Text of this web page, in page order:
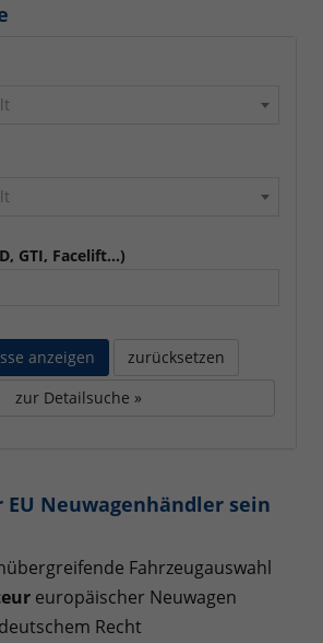
GTI, Facelift...)
anzeigen
zurücksetzen
zur Detailsuche »
Neuwagenhändler sein
Fahrzeugauswahl
europäischer Neuwagen
Recht